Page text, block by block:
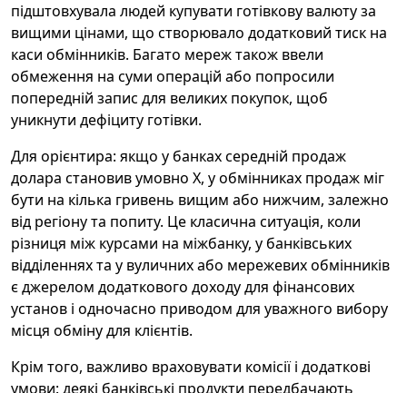
підштовхувала людей купувати готівкову валюту за
вищими цінами, що створювало додатковий тиск на
каси обмінників. Багато мереж також ввели
обмеження на суми операцій або попросили
попередній запис для великих покупок, щоб
уникнути дефіциту готівки.
Для орієнтира: якщо у банках середній продаж
долара становив умовно Х, у обмінниках продаж міг
бути на кілька гривень вищим або нижчим, залежно
від регіону та попиту. Це класична ситуація, коли
різниця між курсами на міжбанку, у банківських
відділеннях та у вуличних або мережевих обмінників
є джерелом додаткового доходу для фінансових
установ і одночасно приводом для уважного вибору
місця обміну для клієнтів.
Крім того, важливо враховувати комісії і додаткові
умови: деякі банківські продукти передбачають